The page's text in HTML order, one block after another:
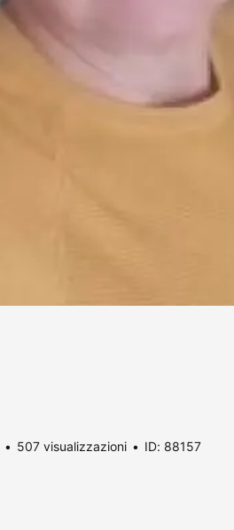
507 visualizzazioni ID: 88157